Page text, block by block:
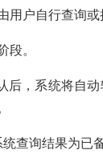
户自行查询或
段。
，系统将自
查询结果为已